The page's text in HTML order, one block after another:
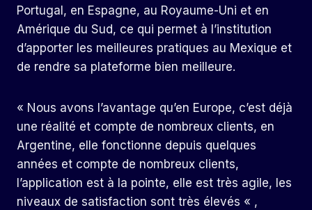
Portugal, en Espagne, au Royaume-Uni et en
Amérique du Sud, ce qui permet à l’institution
d’apporter les meilleures pratiques au Mexique et
de rendre sa plateforme bien meilleure.
« Nous avons l’avantage qu’en Europe, c’est déjà
une réalité et compte de nombreux clients, en
Argentine, elle fonctionne depuis quelques
années et compte de nombreux clients,
l’application est à la pointe, elle est très agile, les
niveaux de satisfaction sont très élevés « ,